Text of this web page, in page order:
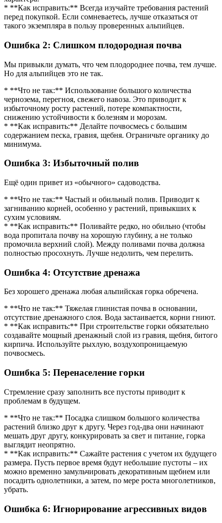
* **Как исправить:** Всегда изучайте требования растений
перед покупкой. Если сомневаетесь, лучше отказаться от
такого экземпляра в пользу проверенных альпийцев.
Ошибка 2: Слишком плодородная почва
Мы привыкли думать, что чем плодороднее почва, тем лучше.
Но для альпийцев это не так.
* **Что не так:** Использование большого количества
чернозема, перегноя, свежего навоза. Это приводит к
избыточному росту растений, потере компактности,
снижению устойчивости к болезням и морозам.
* **Как исправить:** Делайте почвосмесь с большим
содержанием песка, гравия, щебня. Ограничьте органику до
минимума.
Ошибка 3: Избыточный полив
Ещё один привет из «обычного» садоводства.
* **Что не так:** Частый и обильный полив. Приводит к
загниванию корней, особенно у растений, привыкших к
сухим условиям.
* **Как исправить:** Поливайте редко, но обильно (чтобы
вода пропитала почву на хорошую глубину, а не только
промочила верхний слой). Между поливами почва должна
полностью просохнуть. Лучше недолить, чем перелить.
Ошибка 4: Отсутствие дренажа
Без хорошего дренажа любая альпийская горка обречена.
* **Что не так:** Тяжелая глинистая почва в основании,
отсутствие дренажного слоя. Вода застаивается, корни гниют.
* **Как исправить:** При строительстве горки обязательно
создавайте мощный дренажный слой из гравия, щебня, битого
кирпича. Используйте рыхлую, воздухопроницаемую
почвосмесь.
Ошибка 5: Перенаселение горки
Стремление сразу заполнить все пустоты приводит к
проблемам в будущем.
* **Что не так:** Посадка слишком большого количества
растений близко друг к другу. Через год-два они начинают
мешать друг другу, конкурировать за свет и питание, горка
выглядит неопрятно.
* **Как исправить:** Сажайте растения с учетом их будущего
размера. Пусть первое время будут небольшие пустоты – их
можно временно замульчировать декоративным щебнем или
посадить однолетники, а затем, по мере роста многолетников,
убрать.
Ошибка 6: Игнорирование агрессивных видов